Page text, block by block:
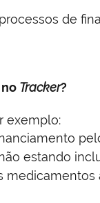
de
Tracker?
exemplo:
estando